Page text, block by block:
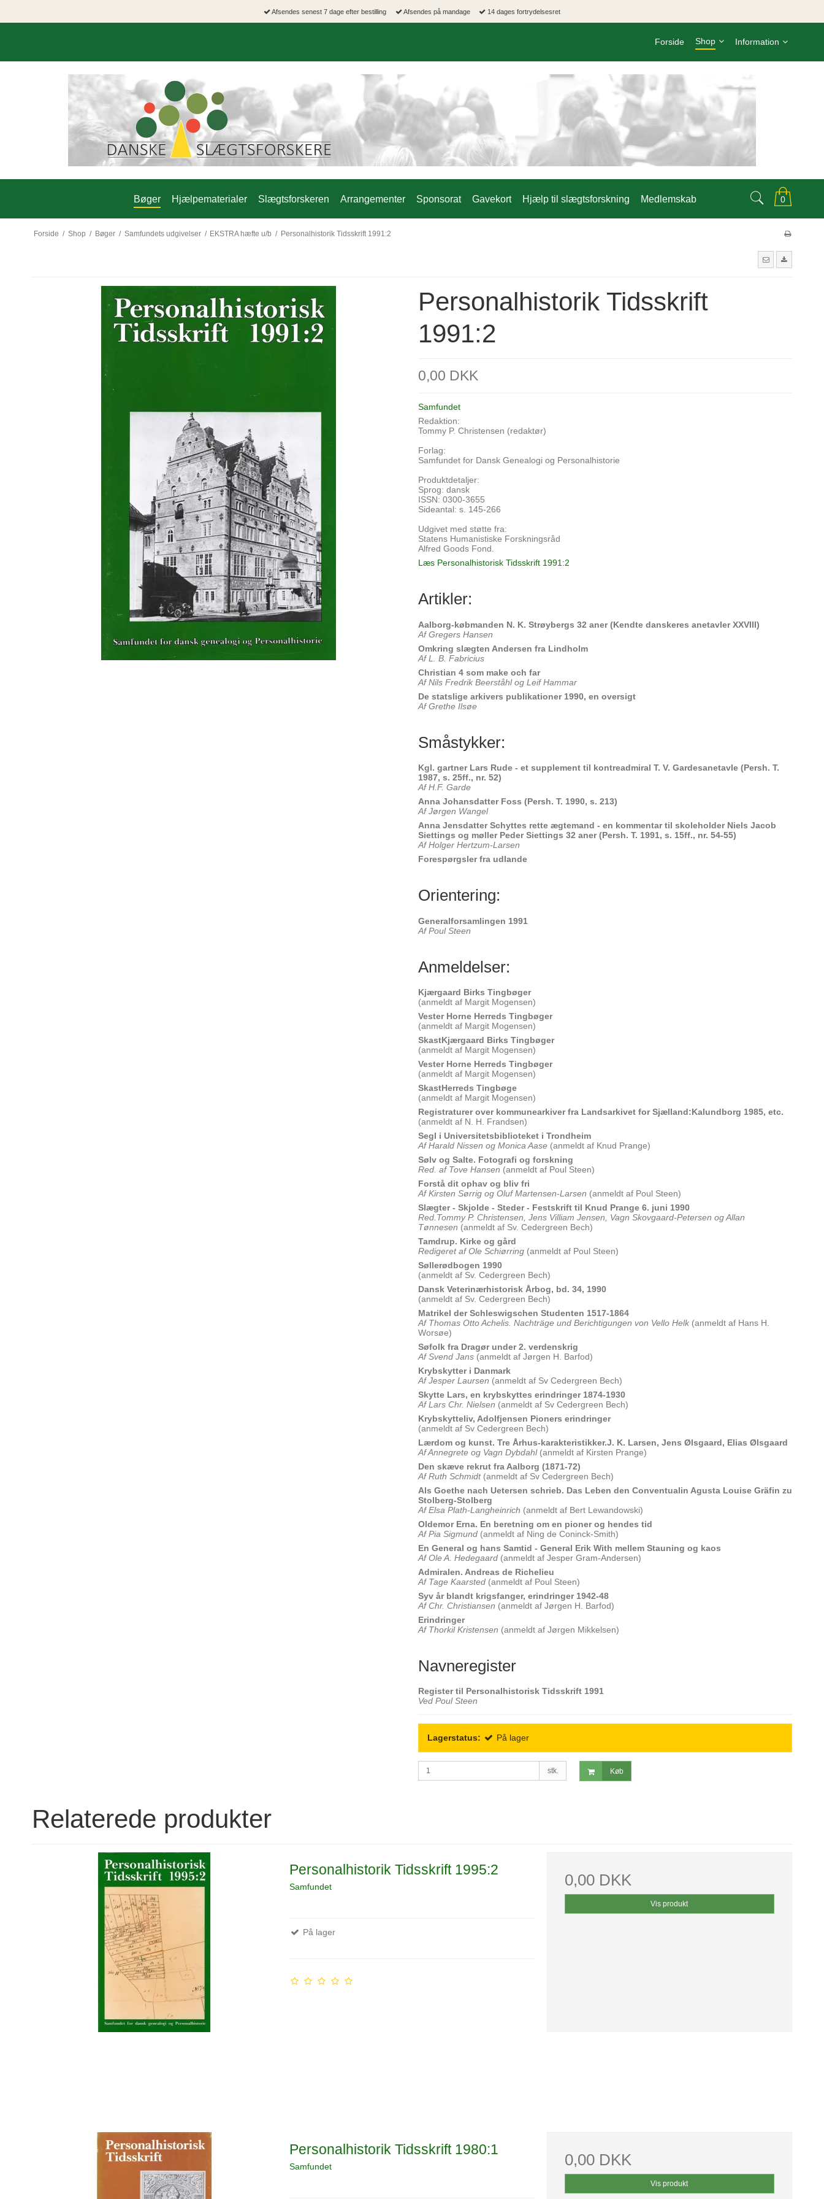
Afsendes senest 7 dage efter bestilling Afsendes på mandage 14 dages fortrydelsesret
Forside Shop Information
0
Bøger Hjælpematerialer Slægtsforskeren Arrangementer Sponsorat Gavekort Hjælp til slægtsforskning Medlemskab
Forside / Shop / Bøger / Samfundets udgivelser / EKSTRA hæfte u/b / Personalhistorik Tidsskrift 1991:2
Personalhistorik Tidsskrift
1991:2
0,00 DKK
Samfundet
Redaktion:
Tommy P. Christensen (redaktør)
Forlag:
Samfundet for Dansk Genealogi og Personalhistorie
Produktdetaljer:
Sprog: dansk
ISSN: 0300-3655
Sideantal: s. 145-266
Udgivet med støtte fra:
Statens Humanistiske Forskningsråd
Alfred Goods Fond.
Læs Personalhistorisk Tidsskrift 1991:2
Artikler:
Aalborg-købmanden N. K. Strøybergs 32 aner (Kendte danskeres anetavler XXVIII)
Af Gregers Hansen
Omkring slægten Andersen fra Lindholm
Af L. B. Fabricius
Christian 4 som make och far
Af Nils Fredrik Beerståhl og Leif Hammar
De statslige arkivers publikationer 1990, en oversigt
Af Grethe Ilsøe
Småstykker:
Kgl. gartner Lars Rude - et supplement til kontreadmiral T. V. Gardesanetavle (Persh. T.
1987, s. 25ff., nr. 52)
Af H.F. Garde
Anna Johansdatter Foss (Persh. T. 1990, s. 213)
Af Jørgen Wangel
Anna Jensdatter Schyttes rette ægtemand - en kommentar til skoleholder Niels Jacob
Siettings og møller Peder Siettings 32 aner (Persh. T. 1991, s. 15ff., nr. 54-55)
Af Holger Hertzum-Larsen
Forespørgsler fra udlande
Orientering:
Generalforsamlingen 1991
Af Poul Steen
Anmeldelser:
Kjærgaard Birks Tingbøger
(anmeldt af Margit Mogensen)
Vester Horne Herreds Tingbøger
(anmeldt af Margit Mogensen)
SkastKjærgaard Birks Tingbøger
(anmeldt af Margit Mogensen)
Vester Horne Herreds Tingbøger
(anmeldt af Margit Mogensen)
SkastHerreds Tingbøge
(anmeldt af Margit Mogensen)
Registraturer over kommunearkiver fra Landsarkivet for Sjælland:Kalundborg 1985, etc.
(anmeldt af N. H. Frandsen)
Segl i Universitetsbiblioteket i Trondheim
Af Harald Nissen og Monica Aase (anmeldt af Knud Prange)
Sølv og Salte. Fotografi og forskning
Red. af Tove Hansen (anmeldt af Poul Steen)
Forstå dit ophav og bliv fri
Af Kirsten Sørrig og Oluf Martensen-Larsen (anmeldt af Poul Steen)
Slægter - Skjolde - Steder - Festskrift til Knud Prange 6. juni 1990
Red.Tommy P. Christensen, Jens Villiam Jensen, Vagn Skovgaard-Petersen og Allan
Tønnesen (anmeldt af Sv. Cedergreen Bech)
Tamdrup. Kirke og gård
Redigeret af Ole Schiørring (anmeldt af Poul Steen)
Søllerødbogen 1990
(anmeldt af Sv. Cedergreen Bech)
Dansk Veterinærhistorisk Årbog, bd. 34, 1990
(anmeldt af Sv. Cedergreen Bech)
Matrikel der Schleswigschen Studenten 1517-1864
Af Thomas Otto Achelis. Nachträge und Berichtigungen von Vello Helk (anmeldt af Hans H.
Worsøe)
Søfolk fra Dragør under 2. verdenskrig
Af Svend Jans (anmeldt af Jørgen H. Barfod)
Krybskytter i Danmark
Af Jesper Laursen (anmeldt af Sv Cedergreen Bech)
Skytte Lars, en krybskyttes erindringer 1874-1930
Af Lars Chr. Nielsen (anmeldt af Sv Cedergreen Bech)
Krybskytteliv, Adolfjensen Pioners erindringer
(anmeldt af Sv Cedergreen Bech)
Lærdom og kunst. Tre Århus-karakteristikker.J. K. Larsen, Jens Ølsgaard, Elias Ølsgaard
Af Annegrete og Vagn Dybdahl(anmeldt af Kirsten Prange)
Den skæve rekrut fra Aalborg (1871-72)
Af Ruth Schmidt(anmeldt af Sv Cedergreen Bech)
Als Goethe nach Uetersen schrieb. Das Leben den Conventualin Agusta Louise Gräfin zu
Stolberg-Stolberg
Af Elsa Plath-Langheinrich (anmeldt af Bert Lewandowski)
Oldemor Erna. En beretning om en pioner og hendes tid
Af Pia Sigmund (anmeldt af Ning de Coninck-Smith)
En General og hans Samtid - General Erik With mellem Stauning og kaos
Af Ole A. Hedegaard (anmeldt af Jesper Gram-Andersen)
Admiralen. Andreas de Richelieu
Af Tage Kaarsted (anmeldt af Poul Steen)
Syv år blandt krigsfanger, erindringer 1942-48
Af Chr. Christiansen (anmeldt af Jørgen H. Barfod)
Erindringer
Af Thorkil Kristensen (anmeldt af Jørgen Mikkelsen)
Navneregister
Register til Personalhistorisk Tidsskrift 1991
Ved Poul Steen
Lagerstatus: På lager
stk. Køb
Relaterede produkter
Personalhistorik Tidsskrift 1995:2
Samfundet
På lager
0,00 DKK
Vis produkt
Personalhistorik Tidsskrift 1980:1
Samfundet 0,00 DKK
Vis produkt